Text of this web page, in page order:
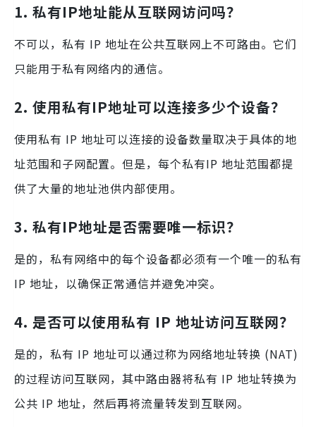
1. 私有IP地址能从互联网访问吗？
不可以，私有 IP 地址在公共互联网上不可路由。它们
只能用于私有网络内的通信。
2. 使用私有IP地址可以连接多少个设备？
使用私有 IP 地址可以连接的设备数量取决于具体的地
址范围和子网配置。但是，每个私有IP 地址范围都提
供了大量的地址池供内部使用。
3. 私有IP地址是否需要唯一标识？
是的，私有网络中的每个设备都必须有一个唯一的私有
IP 地址，以确保正常通信并避免冲突。
4. 是否可以使用私有 IP 地址访问互联网？
是的，私有 IP 地址可以通过称为网络地址转换 (NAT)
的过程访问互联网，其中路由器将私有 IP 地址转换为
公共 IP 地址，然后再将流量转发到互联网。